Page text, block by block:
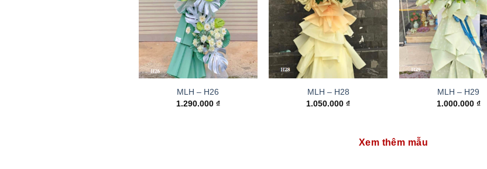
MLH – H26
1.290.000 ₫
MLH – H28
1.050.000₫
MLH – H29
1.000.000 ₫
Xem thêm mẫu